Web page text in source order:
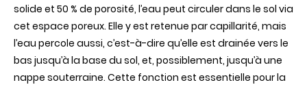
solide et 50 % de porosité, l’eau peut circuler dans le sol via
cet espace poreux. Elle y est retenue par capillarité, mais
l’eau percole aussi, c’est-à-dire qu’elle est drainée vers le
bas jusqu’à la base du sol, et, possiblement, jusqu’à une
nappe souterraine. Cette fonction est essentielle pour la